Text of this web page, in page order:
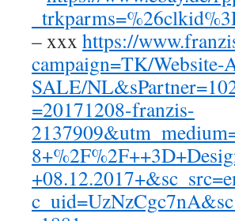
– xxx https://
campaign=TK/Website-
SALE/
=20171208-franzis-